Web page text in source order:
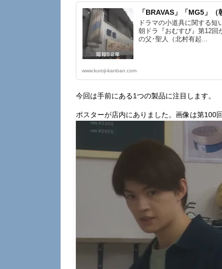
「BRAVAS」「MG5」（
ドラマの小道具に関する短
朝ドラ『おむすび』第12回
の父･聖人（北村有起...
www.kuroji-kanban.com
今回は手前にある1つの製品に注目します。
ポスターが店内にありました。画像は第100回